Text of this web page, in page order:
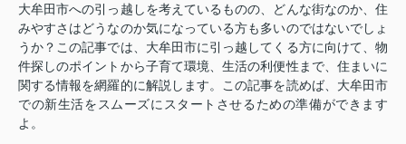
大牟田市への引っ越しを考えているものの、どんな街なのか、住
みやすさはどうなのか気になっている方も多いのではないでしょ
うか？この記事では、大牟田市に引っ越してくる方に向けて、物
件探しのポイントから子育て環境、生活の利便性まで、住まいに
関する情報を網羅的に解説します。この記事を読めば、大牟田市
での新生活をスムーズにスタートさせるための準備ができます
よ。